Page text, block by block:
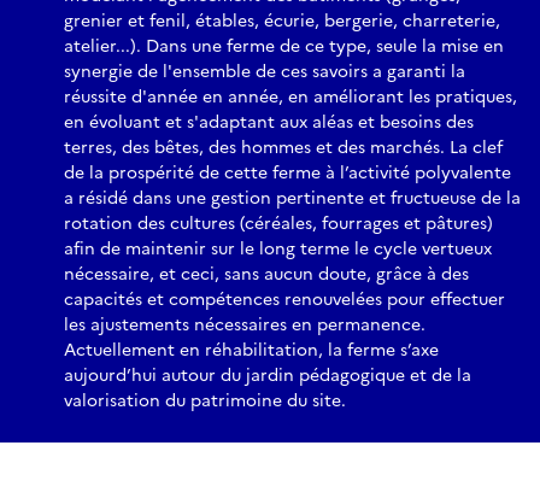
grenier et fenil, étables, écurie, bergerie, charreterie,
atelier...). Dans une ferme de ce type, seule la mise en
synergie de l'ensemble de ces savoirs a garanti la
réussite d'année en année, en améliorant les pratiques,
en évoluant et s'adaptant aux aléas et besoins des
terres, des bêtes, des hommes et des marchés. La clef
de la prospérité de cette ferme à l’activité polyvalente
a résidé dans une gestion pertinente et fructueuse de la
rotation des cultures (céréales, fourrages et pâtures)
afin de maintenir sur le long terme le cycle vertueux
nécessaire, et ceci, sans aucun doute, grâce à des
capacités et compétences renouvelées pour effectuer
les ajustements nécessaires en permanence.
Actuellement en réhabilitation, la ferme s’axe
aujourd’hui autour du jardin pédagogique et de la
valorisation du patrimoine du site.